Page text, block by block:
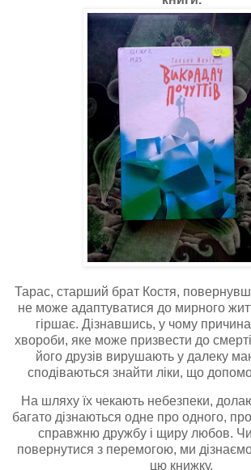
Тарас, старший брат Костя,
не може адаптуватися до мирного
гіршає. Дізнавшись, у чому
хвороби, яке може призвести до
його друзів вирушають у далеку
сподіваються знайти ліки, що
На шляху їх чекають небезпеки,
багато дізнаються одне про одного,
справжню дружбу і щиру любов. Чи
повернутися з перемогою, ми
цю книжку.